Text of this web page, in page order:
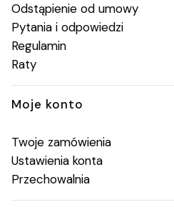
Odstąpienie od umowy
Pytania i odpowiedzi
Regulamin
Raty
Moje konto
Twoje zamówienia
Ustawienia konta
Przechowalnia